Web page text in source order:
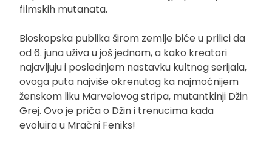
filmskih mutanata.
Bioskopska publika širom zemlje biće u prilici da
od 6. juna uživa u još jednom, a kako kreatori
najavljuju i poslednjem nastavku kultnog serijala,
ovoga puta najviše okrenutog ka najmoćnijem
ženskom liku Marvelovog stripa, mutantkinji Džin
Grej. Ovo je priča o Džin i trenucima kada
evoluira u Mračni Feniks!